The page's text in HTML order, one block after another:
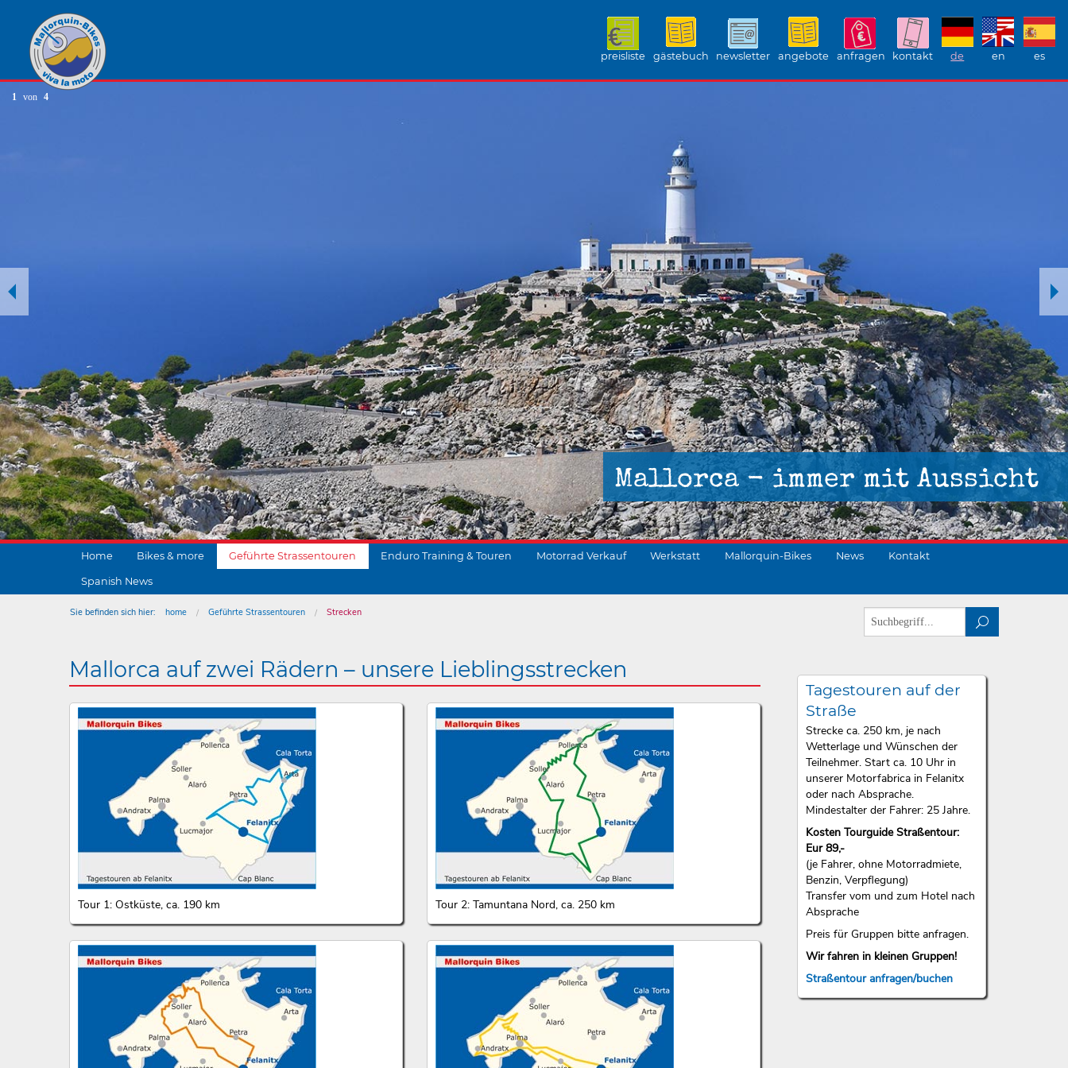
preisliste gästebuch newsletter angebote anfragen kontakt de en es
Mallorca - immer mit Aussicht
1 von 4
Home Bikes & more Geführte Strassentouren Enduro Training & Touren Motorrad Verkauf Werkstatt Mallorquin-Bikes News Kontakt
Spanish News
Sie befinden sich hier: home Geführte Strassentouren
Strecken
Tagestouren auf der
Straße
Strecke ca. 250 km, je nach
Wetterlage und Wünschen der
Teilnehmer. Start ca. 10 Uhr in
unserer Motorfabrica in Felanitx
oder nach Absprache.
Mindestalter der Fahrer: 25 Jahre.
Kosten Tourguide Straßentour:
Eur 89,-
(je Fahrer, ohne Motorradmiete,
Benzin, Verpflegung)
Transfer vom und zum Hotel nach
Absprache
Preis für Gruppen bitte anfragen.
Wir fahren in kleinen Gruppen!
Straßentour anfragen/buchen
Mallorca auf zwei Rädern – unsere Lieblingsstrecken
Tour 1: Ostküste, ca. 190 km Tour 2: Tamuntana Nord, ca. 250 km